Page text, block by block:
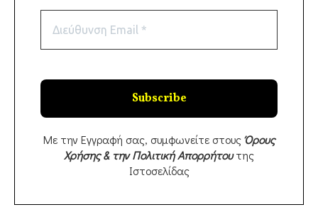
Με την Εγγραφή σας, συμφωνείτε στουςΌρους
Χρήσης & την Πολιτική Απορρήτουτης
Ιστοσελίδας